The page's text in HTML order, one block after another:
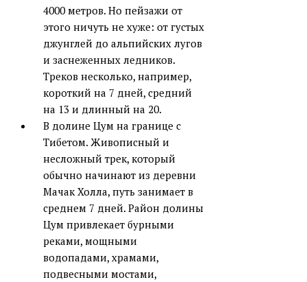
4000 метров. Но пейзажи от
этого ничуть не хуже: от густых
джунглей до альпийских лугов
и заснеженных ледников.
Треков несколько, например,
короткий на 7 дней, средний
на 13 и длинный на 20.
В долине Цум на границе с
Тибетом. Живописный и
несложный трек, который
обычно начинают из деревни
Мачак Холла, путь занимает в
среднем 7 дней. Район долины
Цум привлекает бурными
реками, мощными
водопадами, храмами,
подвесными мостами,